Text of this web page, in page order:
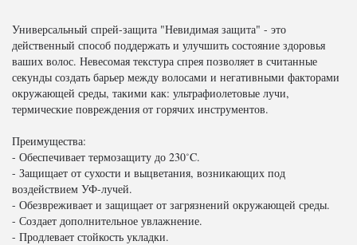
Универсальный спрей-защита "Невидимая защита" - это
действенный способ поддержать и улучшить состояние здоровья
ваших волос. Невесомая текстура спрея позволяет в считанные
секунды создать барьер между волосами и негативными факторами
окружающей среды, такими как: ультрафиолетовые лучи,
термические повреждения от горячих инструментов.
Преимущества:
- Обеспечивает термозащиту до 230˚C.
- Защищает от сухости и выцветания, возникающих под
воздействием УФ-лучей.
- Обезвреживает и защищает от загрязнений окружающей среды.
- Создает дополнительное увлажнение.
- Продлевает стойкость укладки.